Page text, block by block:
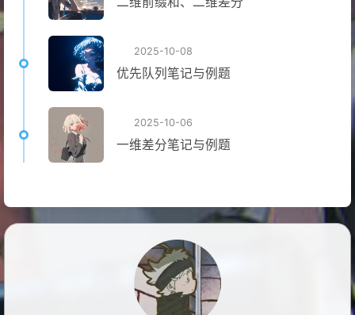
2025-10-08
优先队列笔记与例题
2025-10-06
一维差分笔记与例题